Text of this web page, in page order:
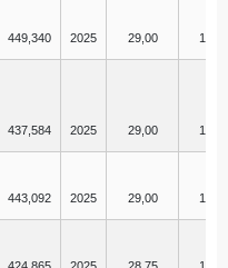
449,340 2025 29,00 17,50
437,584 2025 29,00 10,25
443,092 2025 29,00 14,00